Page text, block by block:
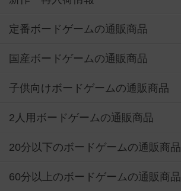
定番ボードゲームの通販商品
国産ボードゲームの通販商品
子供向けボードゲームの通販商品
2人用ボードゲームの通販商品
20分以下のボードゲームの通販商品
60分以上のボードゲームの通販商品